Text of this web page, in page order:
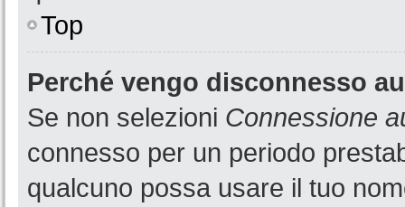
Top
Perché vengo disconnesso
Se non selezioni Connessione
connesso per un periodo
qualcuno possa usare il tuo